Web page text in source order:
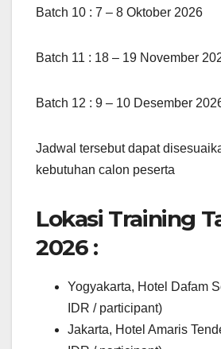
Batch 10 : 7 – 8 Oktober 2026
Batch 11 : 18 – 19 November
Batch 12 : 9 – 10 Desember
Jadwal tersebut dapat
kebutuhan calon peserta
Lokasi Training
2026 :
Yogyakarta, Hotel Dafam
IDR / participant)
Jakarta, Hotel Amaris